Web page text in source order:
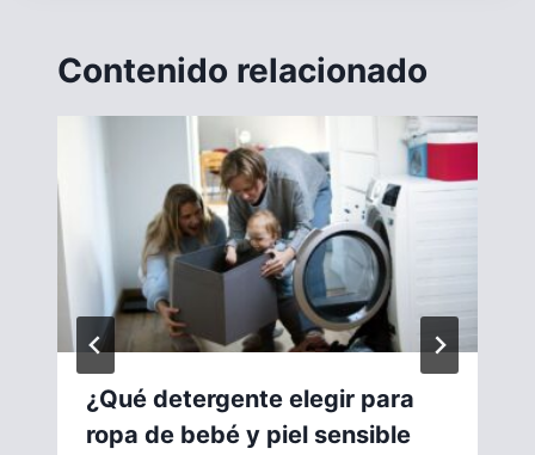
Contenido relacionado
¿Qué detergente elegir para
ropa de bebé y piel sensible